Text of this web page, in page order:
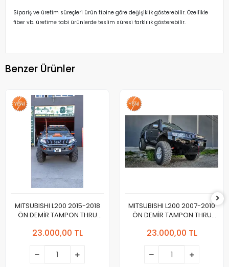
Sipariş ve üretim süreçleri ürün tipine göre değişiklik gösterebilir. Özellikle
fiber vb. üretime tabi ürünlerde teslim süresi farklılık gösterebilir.
Benzer Ürünler
MITSUBISHI L200 2015-2018
ÖN DEMİR TAMPON THRU
23.000,00 TL
MITSUBISHI L200 2007-2010
ÖN DEMİR TAMPON THRU
23.000,00 TL